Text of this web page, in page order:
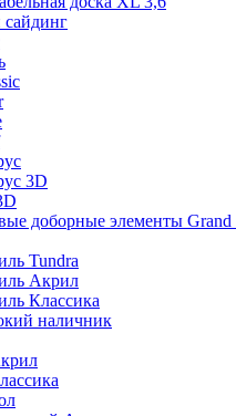
3D
доборные элементы Grand
Tundra
Акрил
Классика
наличник